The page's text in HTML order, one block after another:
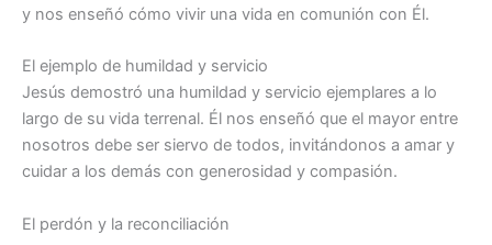
y nos enseñó cómo vivir una vida en comunión con Él.
El ejemplo de humildad y servicio
Jesús demostró una humildad y servicio ejemplares a lo
largo de su vida terrenal. Él nos enseñó que el mayor entre
nosotros debe ser siervo de todos, invitándonos a amar y
cuidar a los demás con generosidad y compasión.
El perdón y la reconciliación